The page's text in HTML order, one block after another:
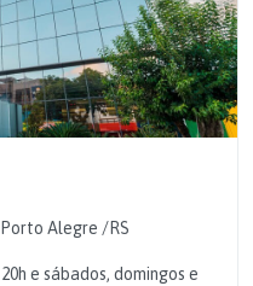
Alegre /RS
e sábados, domingos e